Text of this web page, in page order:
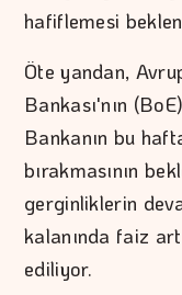
hafiflemesi
Öte yandan,
Bankası'nın
Bankanın bu
bırakmasının
gerginliklerin
kalanında faiz
ediliyor.